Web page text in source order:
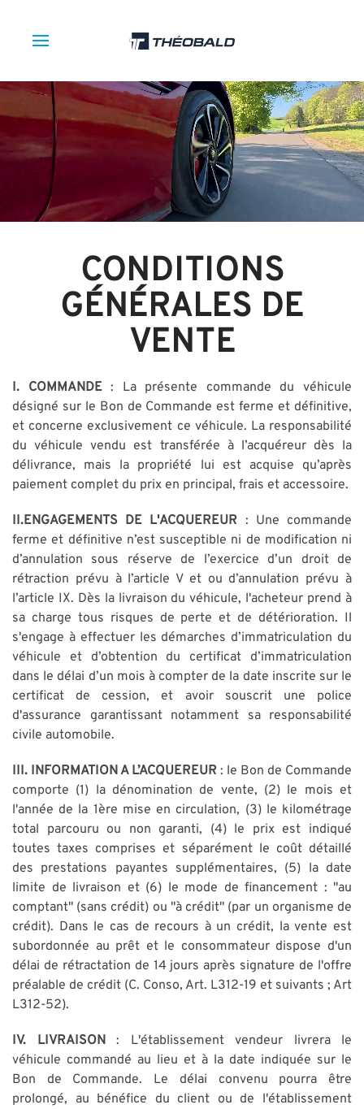
CONDITIONS
GÉNÉRALES DE
VENTE
I. COMMANDE: La présente commande du véhicule
désigné sur le Bon de Commande est ferme et définitive,
et concerne exclusivement ce véhicule. La responsabilité
du véhicule vendu est transférée à l’acquéreur dès la
délivrance, mais la propriété lui est acquise qu’après
paiement complet du prix en principal, frais et accessoire.
II.ENGAGEMENTS DE L'ACQUEREUR : Une commande
ferme et définitive n’est susceptible ni de modification ni
d’annulation sous réserve de l’exercice d’un droit de
rétraction prévu à l’article V et ou d’annulation prévu à
l’article IX. Dès la livraison du véhicule, l'acheteur prend à
sa charge tous risques de perte et de détérioration. Il
s'engage à effectuer les démarches d’immatriculation du
véhicule et d’obtention du certificat d’immatriculation
dans le délai d’un mois à compter de la date inscrite sur le
certificat de cession, et avoir souscrit une police
d'assurance garantissant notamment sa responsabilité
civile automobile.
III. INFORMATION A L’ACQUEREUR : le Bon de Commande
comporte (1) la dénomination de vente, (2) le mois et
l'année de la 1ère mise en circulation, (3) le kilométrage
total parcouru ou non garanti, (4) le prix est indiqué
toutes taxes comprises et séparément le coût détaillé
des prestations payantes supplémentaires, (5) la date
limite de livraison et (6) le mode de financement : "au
comptant" (sans crédit) ou "à crédit" (par un organisme de
crédit). Dans le cas de recours à un crédit, la vente est
subordonnée au prêt et le consommateur dispose d'un
délai de rétractation de 14 jours après signature de l'offre
préalable de crédit (C. Conso, Art. L312-19 et suivants ; Art
L312-52).
IV. LIVRAISON : L'établissement vendeur livrera le
véhicule commandé au lieu et à la date indiquée sur le
Bon de Commande. Le délai convenu pourra être
prolongé, au bénéfice du client ou de l'établissement